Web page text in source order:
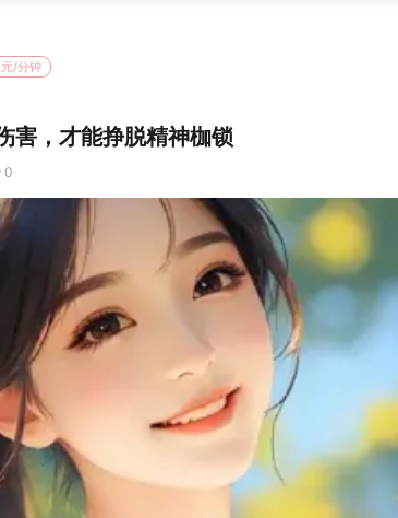
/分钟
害，才能挣脱精神枷锁
0